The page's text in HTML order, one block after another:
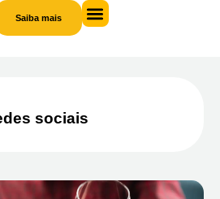
Saiba mais
sociais